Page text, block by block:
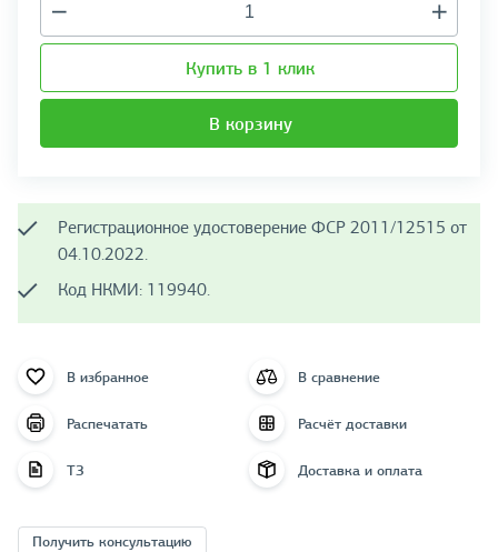
Купить в 1 клик
В корзину
Регистрационное удостоверение ФСР 2011/12515 от
04.10.2022.
Код НКМИ: 119940.
В избранное В сравнение
Распечатать Расчёт доставки
ТЗ Доставка и оплата
Получить консультацию